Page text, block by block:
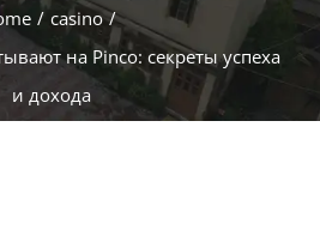
/ casino /
на Pinco: секреты успеха
и дохода